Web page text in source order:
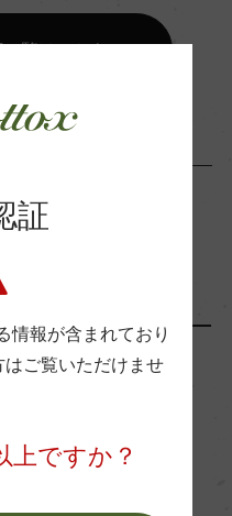
酵後、オーク樽にて
覧はこちら
じ商品
イタリア
証
情報が含まれており
ご覧いただけませ
上ですか？